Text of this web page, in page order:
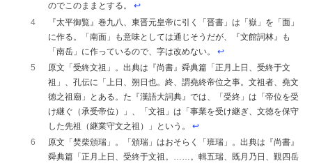
のでこのままとする。↩︎
4
『太平御覧』巻九八、東晋元皇帝に引く「晋書」は「嶽」を「面」
に作る。「南面」も意味としては通じそうだが、『文館詞林』も
「南岳」に作っているので、字は改めない。↩︎
5
原文「受終文祖」。出典は『尚書』舜典篇「正月上日、受終于文
祖」、孔伝に「上日、朔日也。終、謂堯終帝位之事。文祖者、堯文
徳之祖廟」とある。た『漢語大詞典』では、「受終」は「帝位を受
け継ぐ（承受帝位）」、「文祖」は「事業を受け継ぎ、文徳を保守
した先祖（継業守文之祖）」という。↩︎
6
原文「焚柴頒瑞」。「頒瑞」はおそらく「班瑞」。出典は『尚書』
舜典篇「正月上日、受終于文祖。……。輯五瑞、既月乃日、覲四岳